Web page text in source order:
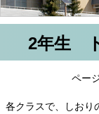
2年生
ペー
各クラスで、しおり